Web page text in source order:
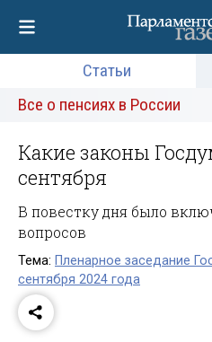
Статьи
Все о пенсиях в России
Какие законы
сентября
В повестку дня было
вопросов
Тема: Пленарное заседание
сентября 2024 года